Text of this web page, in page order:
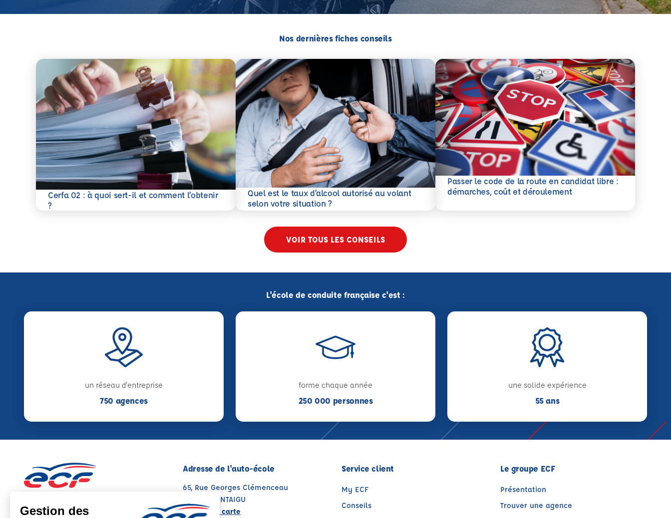
Nos dernières fiches conseils
Cerfa 02 : à quoi sert-il et comment l’obtenir
?
En savoir plus
Quel est le taux d’alcool autorisé au volant
selon votre situation ?
En savoir plus
Passer le code de la route en candidat libre :
démarches, coût et déroulement
En savoir plus
VOIR TOUS LES CONSEILS
L'école de conduite française c'est :
un réseau d'entreprise
750 agences
forme chaque année
250 000 personnes
une solide expérience
55 ans
Adresse de l'auto-école
65, Rue Georges Clémenceau
85600 MONTAIGU
Voir sur la carte
Service client
My ECF
Conseils
Le groupe ECF
Présentation
Trouver une agence